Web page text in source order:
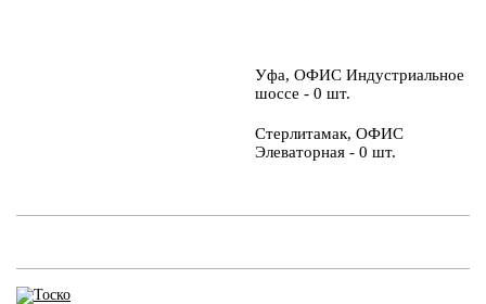
Уфа, ОФИС Индустриальное
шоссе - 0 шт.
Стерлитамак, ОФИС
Элеваторная - 0 шт.